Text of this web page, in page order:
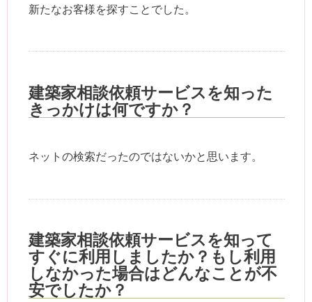
新たなお客様を探すことでした。
建築家相談依頼サービスを知った
きっかけは何ですか？
ネットの検索だったのではないかと思います。
建築家相談依頼サービスを知って
すぐに利用しましたか？もし利用
しなかった場合はどんなことが不
安でしたか？